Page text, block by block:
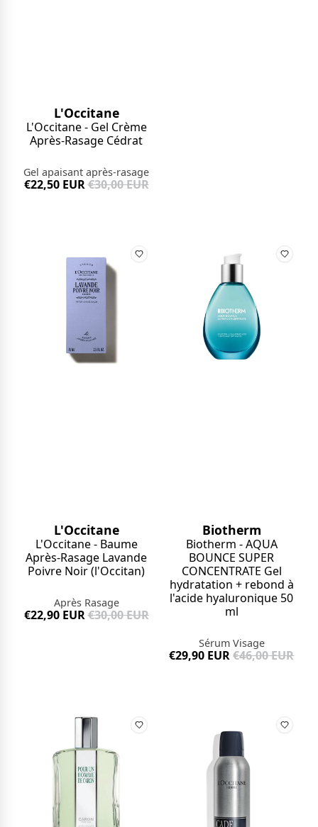
L'Occitane
L'Occitane - Gel Crème
Après-Rasage Cédrat
Gel apaisant après-rasage
€22,50 EUR€30,00 EUR
L'Occitane
L'Occitane - Baume
Après-Rasage Lavande
Poivre Noir (l'Occitan)
Après Rasage
€22,90 EUR€30,00 EUR
Biotherm
Biotherm - AQUA
BOUNCE SUPER
CONCENTRATE Gel
hydratation + rebond à
l'acide hyaluronique 50
ml
Sérum Visage
€29,90 EUR€46,00 EUR